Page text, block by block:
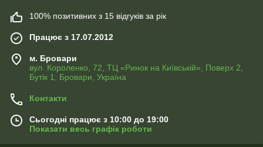
100% позитивних з 15 відгуків за рік
Працює з 17.07.2012
м. Бровари
вул. Короленко, 72, ТЦ «Ринок на Київській», Поверх 2,
Бутік 1, Бровари, Україна
Контакти
Сьогодні працює з 10:00 до 19:00
Показати весь графік роботи